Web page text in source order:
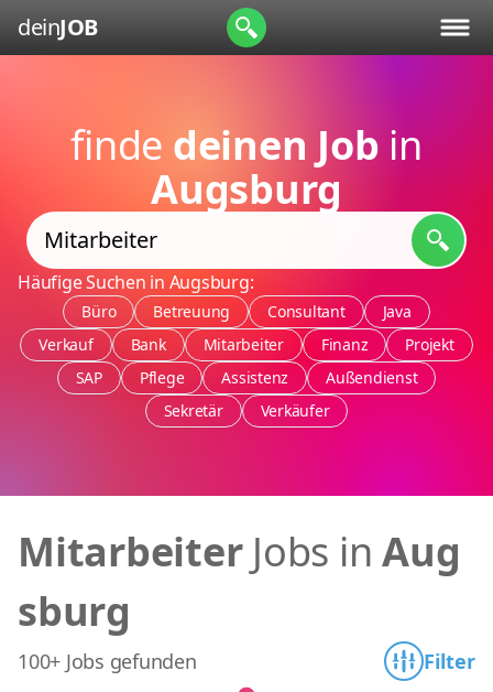
deinJOB
finde deinen Job in
Augsburg
Häufige Suchen in Augsburg:
Büro Betreuung Consultant
Java
Verkauf
Bank Mitarbeiter Finanz
Projekt
SAP
Pflege Assistenz
Außendienst
Sekretär
Verkäufer
MitarbeiterJobs in Aug
sburg
100+ Jobs gefunden Filter